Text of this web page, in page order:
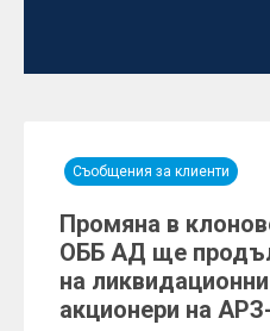
Съобщения за клиенти
Промяна в
ОББ АД ще
на
акционери на